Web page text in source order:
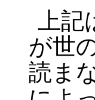
上
が世
読ま